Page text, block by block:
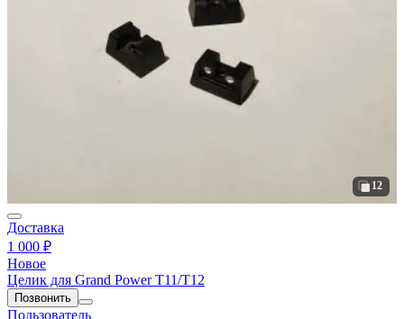
12
Доставка
1 000 ₽
Новое
Целик для Grand Power T11/T12
Позвонить
Пользователь